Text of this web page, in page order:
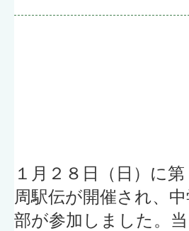
１月２８日（日）に
周駅伝が開催され、
部が参加しました。